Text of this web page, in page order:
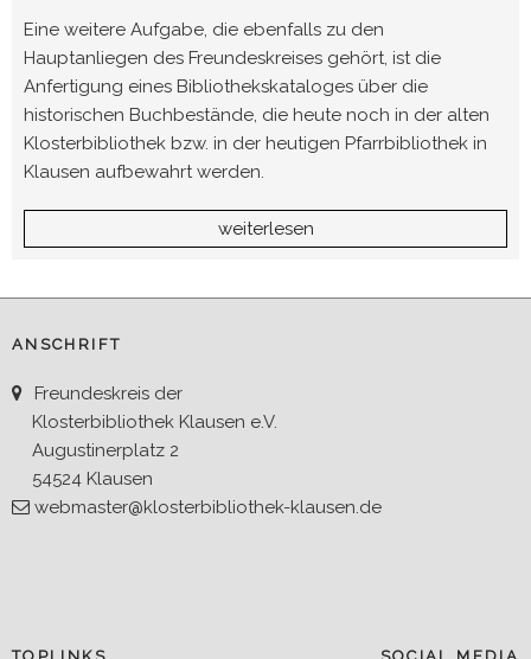
Eine weitere Aufgabe, die ebenfalls zu den
Hauptanliegen des Freundeskreises gehört, ist die
Anfertigung eines Bibliothekskataloges über die
historischen Buchbestände, die heute noch in der alten
Klosterbibliothek bzw. in der heutigen Pfarrbibliothek in
Klausen aufbewahrt werden.
weiterlesen
ANSCHRIFT
Freundeskreis der
Klosterbibliothek Klausen e.V.
Augustinerplatz 2
54524 Klausen
webmaster@klosterbibliothek-klausen.de